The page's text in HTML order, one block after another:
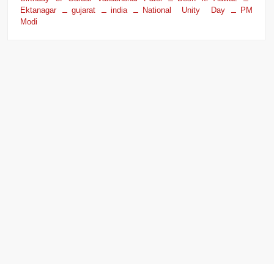
Ektanagar
gujarat india National Unity Day
PM
Modi